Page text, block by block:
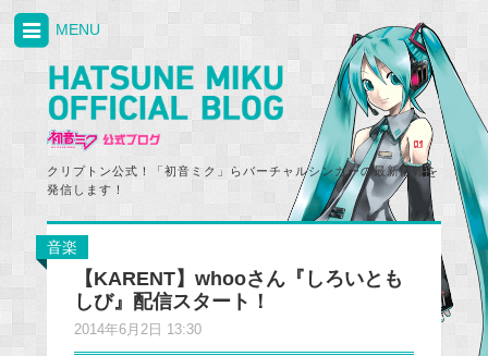
クリプトン公式！「初音ミク」らバーチャルシンガーの最新情報を
発信します！
MENU
音楽
【KARENT】whooさん『しろいとも
しび』配信スタート！
2014年6月2日 13:30